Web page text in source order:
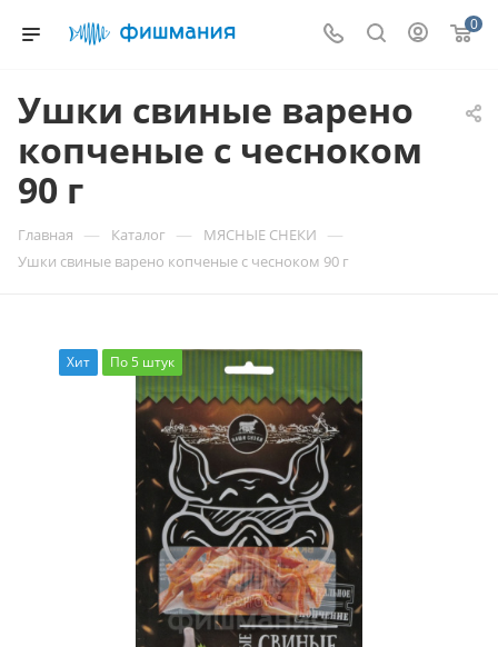
0
Ушки свиные варено
копченые с чесноком
90 г
Главная — Каталог — МЯСНЫЕ СНЕКИ —
Ушки свиные варено копченые с чесноком 90 г
Хит По 5 штук